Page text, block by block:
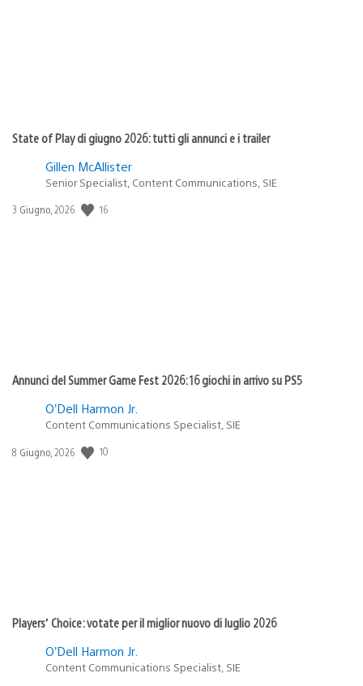
State of Play di giugno 2026: tutti gli annunci e i trailer
Gillen McAllister
Senior Specialist, Content Communications, SIE
Data
3 Giugno, 2026 16
Annunci del Summer Game Fest 2026: 16 giochi in arrivo su PS5
O’Dell Harmon Jr.
Content Communications Specialist, SIE
Data
8 Giugno, 2026 10
Players’ Choice: votate per il miglior nuovo di luglio 2026
O’Dell Harmon Jr.
Content Communications Specialist, SIE